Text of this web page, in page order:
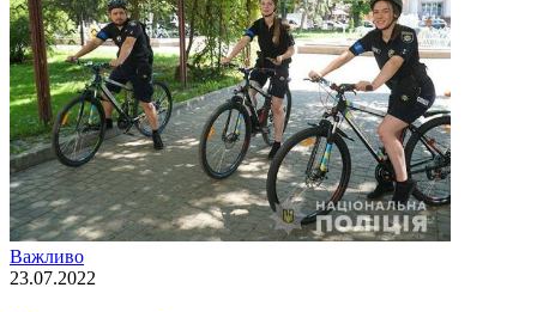
Важливо
23.07.2022